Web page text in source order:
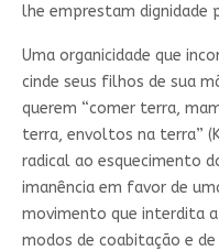
lhe emprestam dignidade
Uma organicidade que
cinde seus filhos de sua
querem “comer terra,
terra, envoltos na terra”
radical ao esquecimento
imanência em favor de
movimento que interdita a
modos de coabitação e